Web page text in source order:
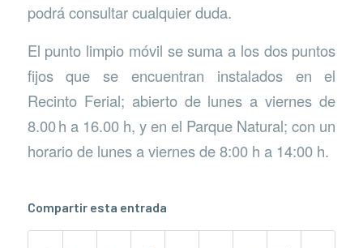
podrá consultar cualquier duda.
El punto limpio móvil se suma a los dos puntos
fijos que se encuentran instalados en el
Recinto Ferial; abierto de lunes a viernes de
8.00 h a 16.00 h, y en el Parque Natural; con un
horario de lunes a viernes de 8:00 h a 14:00 h.
Compartir esta entrada